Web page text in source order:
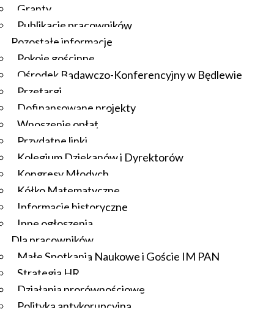
Granty
Publikacje pracowników
Pozostałe informacje
Pokoje gościnne
Ośrodek Badawczo-Konferencyjny w Będlewie
Przetargi
Dofinansowane projekty
Wnoszenie opłat
Przydatne linki
Kolegium Dziekanów i Dyrektorów
Kongresy Młodych
Kółko Matematyczne
Informacje historyczne
Inne ogłoszenia
Dla pracowników
Małe Spotkania Naukowe i Goście IM PAN
Strategia HR
Działania prorównościowe
Polityka antykorupcyjna